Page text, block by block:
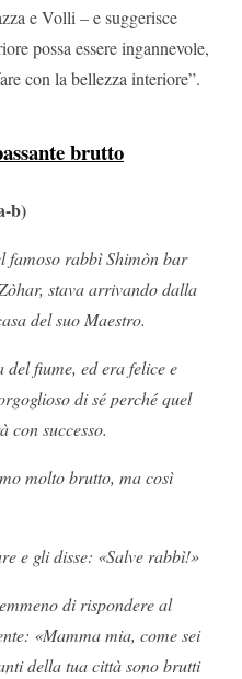
e Volli – e suggerisce
possa essere ingannevole,
con la bellezza interiore”.
brutto
b)
famoso rabbì Shimòn bar
stava arrivando dalla
del suo Maestro.
fiume, ed era felice e
di sé perché quel
con successo.
molto brutto, ma così
e gli disse: «Salve rabbì!»
di rispondere al
«Mamma mia, come sei
della tua città sono brutti